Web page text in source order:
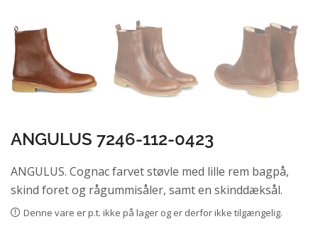
ANGULUS 7246-112-0423
ANGULUS. Cognac farvet støvle med lille rem bagpå,
skind foret og rågummisåler, samt en skinddæksål.
Denne vare er p.t. ikke på lager og er derfor ikke tilgængelig.